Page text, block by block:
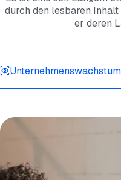
durch den lesbaren
er deren
Unternehmenswachstum